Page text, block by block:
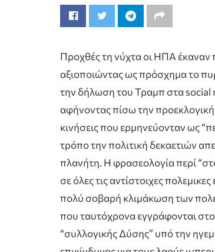
Προχθές τη νύχτα οι ΗΠΑ έκαναν
αξιοποιώντας ως πρόσχημα το
την δήλωση του Τραμπ στα social
αφήνοντας πίσω την
κινήσεις που ερμηνεύονταν ως
τρόπο την πολιτική δεκαετιών
πλανήτη. Η φρασεολογία περί
σε όλες τις αντίστοιχες
πολύ σοβαρή κλιμάκωση των
που ταυτόχρονα εγγράφονται
“συλλογικής Δύσης” υπό την